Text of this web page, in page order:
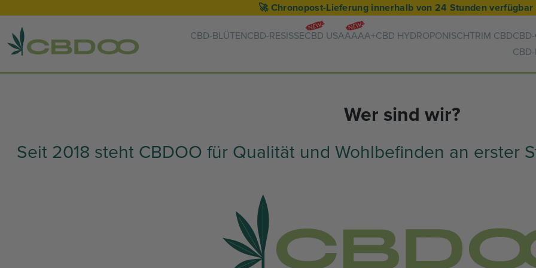
🚀 Chronopost-Lieferung innerhalb von 24 Stunden verfügbar
CBD-BLÜTENCBD-RESISSECBD USAAAAA+CBD HYDROPONISCHTRIM CBD
Wer sind wir?
Seit 2018 steht CBDOO für Qualität und Wohlbefinden an erster